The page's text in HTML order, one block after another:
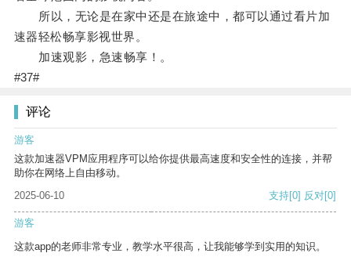
所以，无论是在家中还是在旅途中，都可以通过看片加
速器轻松畅享影视世界。
加速观影，急速畅享！。
#37#
评论
游客
这款加速器VPM应用程序可以给你提供最高速度和安全性的连接，并帮
助你在网络上自由移动。
2025-06-10
支持[0] 反对[0]
游客
这款app的老师非常专业，教学水平很高，让我能够学到实用的知识。